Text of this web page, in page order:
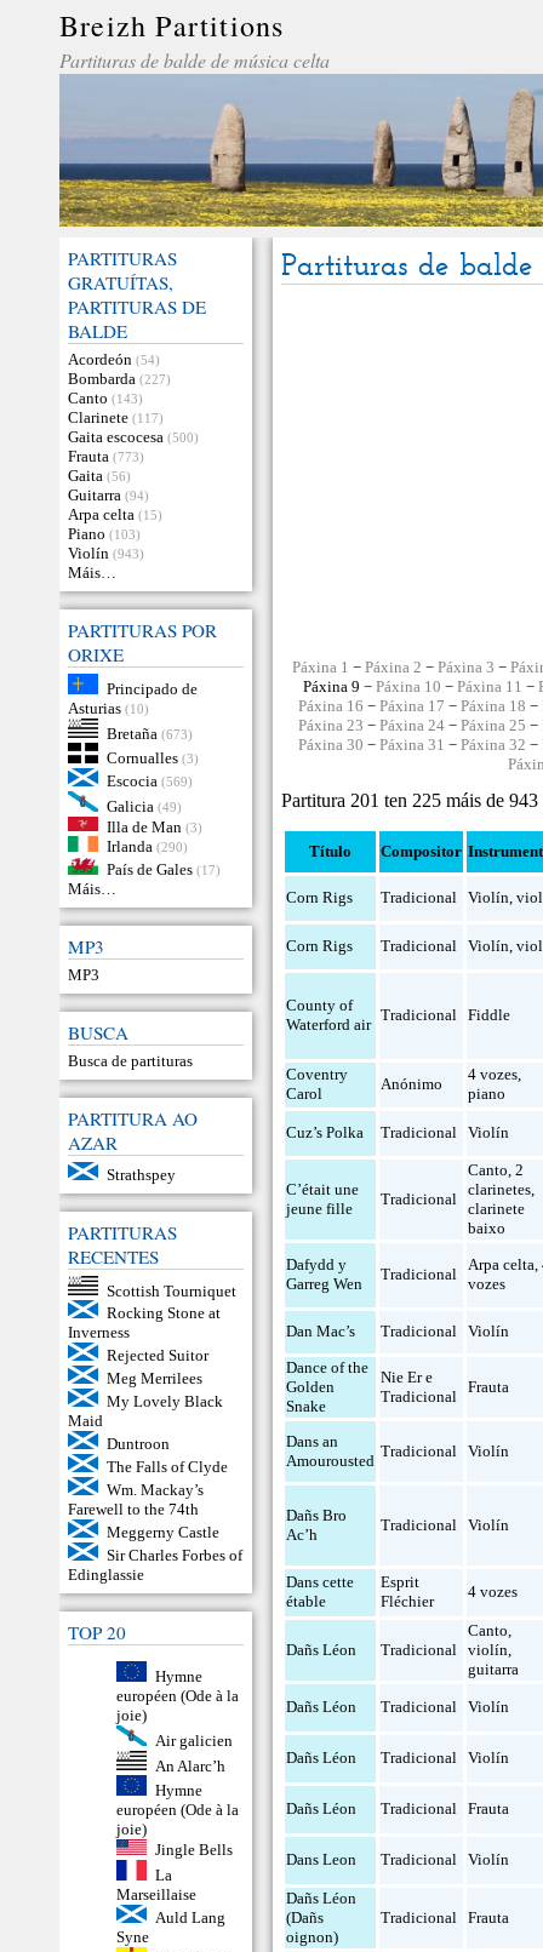
Breizh Partitions
Partituras de balde de música celta
PARTITURAS
GRATUÍTAS,
PARTITURAS DE
BALDE
Acordeón (54)
Bombarda (227)
Canto (143)
Clarinete (117)
Gaita escocesa (500)
Frauta (773)
Gaita (56)
Guitarra (94)
Arpa celta (15)
Piano (103)
Violín (943)
Máis…
PARTITURAS POR
ORIXE
Principado de
Asturias (10)
Bretaña (673)
Cornualles (3)
Escocia (569)
Galicia (49)
Illa de Man (3)
Irlanda (290)
País de Gales (17)
Máis…
MP3
MP3
BUSCA
Busca de partituras
PARTITURA AO
AZAR
Strathspey
PARTITURAS
RECENTES
Scottish Tourniquet
Rocking Stone at
Inverness
Rejected Suitor
Meg Merrilees
My Lovely Black
Maid
Duntroon
The Falls of Clyde
Wm. Mackay’s
Farewell to the 74th
Meggerny Castle
Sir Charles Forbes of
Edinglassie
TOP 20
Hymne
européen (Ode à la
joie)
Air galicien
An Alarc’h
Hymne
européen (Ode à la
joie)
Jingle Bells
La
Marseillaise
Auld Lang
Syne
Partituras de
Páxina 1 − Páxina 2 − Páxina 3 −
Páxina 9 − Páxina 10 − Páxina 11 −
Páxina 16 −Páxina 17 −Páxina 18 −
Páxina 23 −Páxina 24 −Páxina 25 −
Páxina 30 −Páxina 31 −Páxina 32 −
Partitura 201 ten 225 máis de 943
Título Compositor
Corn Rigs Tradicional Violín,
Corn Rigs Tradicional Violín,
County of
Waterford air
Tradicional Fiddle
Coventry
Carol
Anónimo
4 vozes,
piano
Cuz’s Polka Tradicional Violín
C’était une
jeune fille
Tradicional
Canto,2
clarinetes,
clarinete
baixo
Dafydd y
Garreg Wen
Tradicional
Arpa celta,
vozes
Dan Mac’s Tradicional
Violín
Dance of the
Golden
Snake
Nie Er e
Tradicional
Frauta
Dans an
Amourousted
Tradicional Violín
Dañs Bro
Ac’h
Tradicional Violín
Dans cette
étable
Esprit
Fléchier
4 vozes
Dañs Léon Tradicional
Canto,
violín,
guitarra
Dañs Léon Tradicional Violín
Dañs Léon Tradicional Violín
Dañs Léon Tradicional Frauta
Dans Leon Tradicional Violín
Dañs Léon
(Dañs
oignon)
Tradicional Frauta